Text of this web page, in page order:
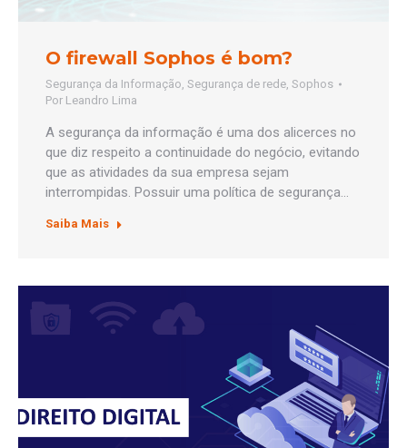
O firewall Sophos é bom?
Segurança da Informação, Segurança de rede, Sophos
Por Leandro Lima
A segurança da informação é uma dos alicerces no
que diz respeito a continuidade do negócio, evitando
que as atividades da sua empresa sejam
interrompidas. Possuir uma política de segurança…
Saiba Mais